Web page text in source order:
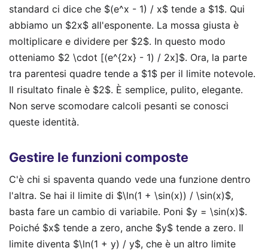
standard ci dice che $(e^x - 1) / x$ tende a $1$. Qui
abbiamo un $2x$ all'esponente. La mossa giusta è
moltiplicare e dividere per $2$. In questo modo
otteniamo $2 \cdot [(e^{2x} - 1) / 2x]$. Ora, la parte
tra parentesi quadre tende a $1$ per il limite notevole.
Il risultato finale è $2$. È semplice, pulito, elegante.
Non serve scomodare calcoli pesanti se conosci
queste identità.
Gestire le funzioni composte
C'è chi si spaventa quando vede una funzione dentro
l'altra. Se hai il limite di $\ln(1 + \sin(x)) / \sin(x)$,
basta fare un cambio di variabile. Poni $y = \sin(x)$.
Poiché $x$ tende a zero, anche $y$ tende a zero. Il
limite diventa $\ln(1 + y) / y$, che è un altro limite